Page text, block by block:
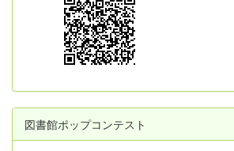
図書館ポップコンテスト